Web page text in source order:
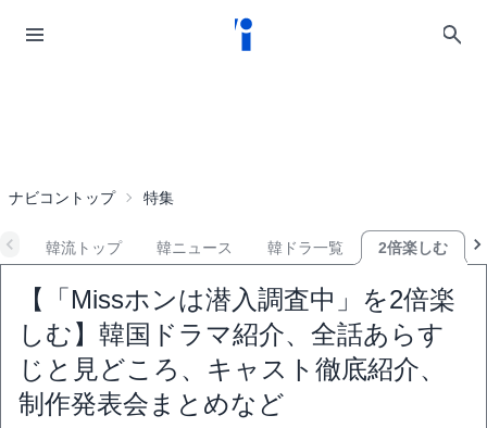
ナビコントップ 特集
韓流トップ 韓ニュース 韓ドラ一覧 2倍楽しむ
【「Missホンは潜入調査中」を2倍楽
しむ】韓国ドラマ紹介、全話あらす
じと見どころ、キャスト徹底紹介、
制作発表会まとめなど